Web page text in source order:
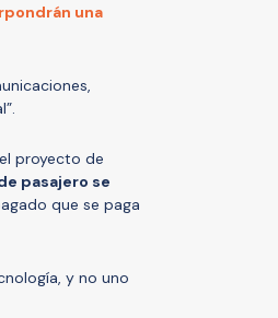
una
proyecto de
pasajero se
que se paga
y no uno